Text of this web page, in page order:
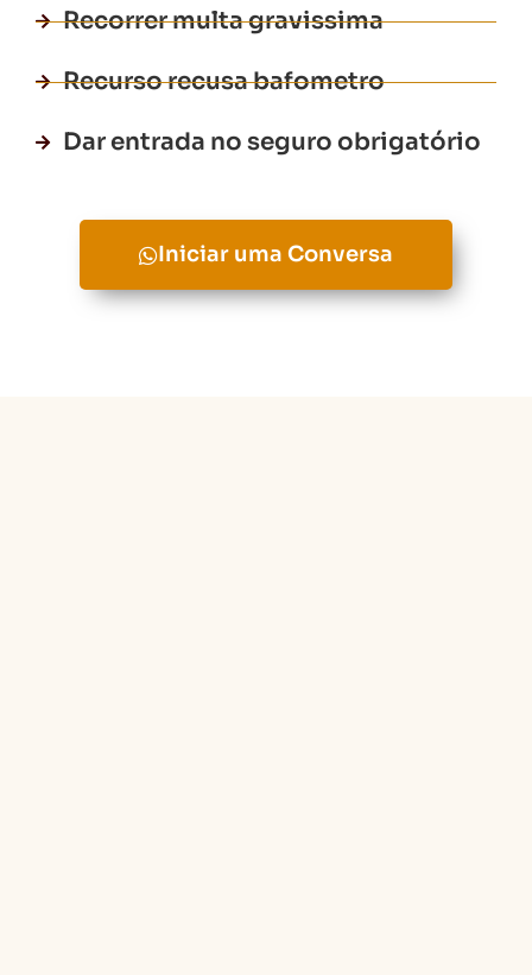
Recorrer multa gravissima
Recurso recusa bafometro
Dar entrada no seguro obrigatório
Iniciar uma Conversa